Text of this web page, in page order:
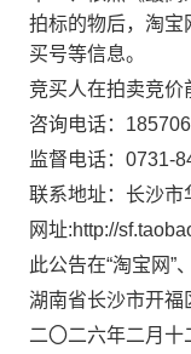
拍标的物后，淘宝
买号等信息。
竞买人在拍卖竞价
咨询电话：
监督电话： 0731-
联系地址：长沙市
网址:http://
此公告在“淘宝网”
湖南省长沙市开福
二〇二六年二月 十